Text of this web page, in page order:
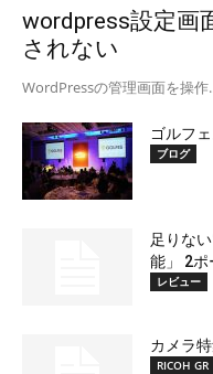
wordpress設定画
されない
WordPressの管理画面を操作
ゴルフ
ブログ
足りな
能」 2ポ
レビュー
カメラ
RICOH GR